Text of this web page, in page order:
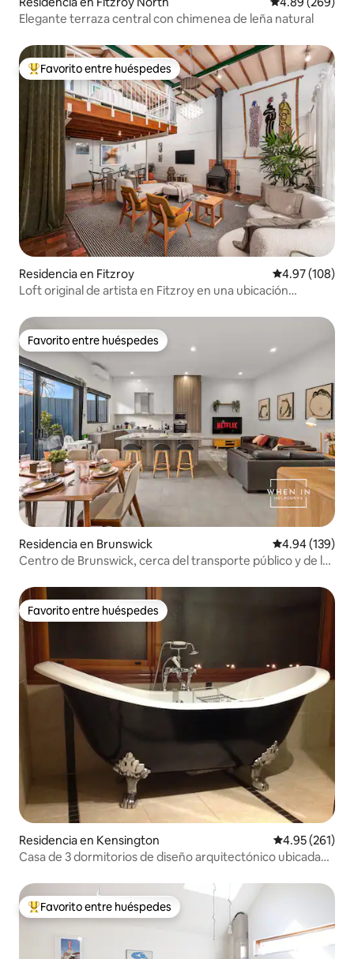
Elegante terraza central con chimenea de leña natural
De los mejores en Favorito entre huéspedes
Favorito entre huéspedes
Residencia en Fitzroy Calificación
4.97 (108)
Loft original de artista en Fitzroy en una ubicación
Favorito entre huéspedes
Favorito entre huéspedes
Residencia en Brunswick Calificación
4.94 (139)
Centro de Brunswick, cerca del transporte público y de la
Favorito entre huéspedes
Favorito entre huéspedes
Residencia en Kensington Calificación
4.95 (261)
Casa de 3 dormitorios de diseño arquitectónico ubicada
De los mejores en Favorito entre huéspedes
Favorito entre huéspedes